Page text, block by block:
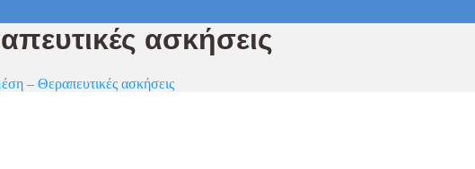
ασκήσεις
– Θεραπευτικές ασκήσεις